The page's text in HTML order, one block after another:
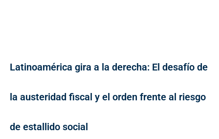
Latinoamérica gira a la derecha: El desafío de
la austeridad fiscal y el orden frente al riesgo
de estallido social